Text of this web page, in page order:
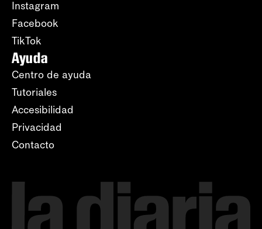
Instagram
Facebook
TikTok
Ayuda
Centro de ayuda
Tutoriales
Accesibilidad
Privacidad
Contacto